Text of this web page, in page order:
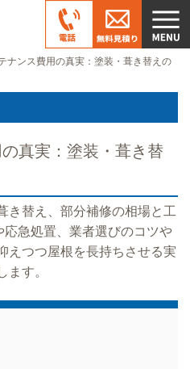
ナンス費用の真実：塗装・葺き替えの
真実：塗装・葺き替
き替え、部分補修の相場と工
急処置、業者選びのコツや
えつつ屋根を長持ちさせる実
ます。